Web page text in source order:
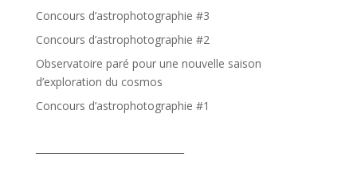
Concours d’astrophotographie #3
Concours d’astrophotographie #2
Observatoire paré pour une nouvelle saison
d’exploration du cosmos
Concours d’astrophotographie #1